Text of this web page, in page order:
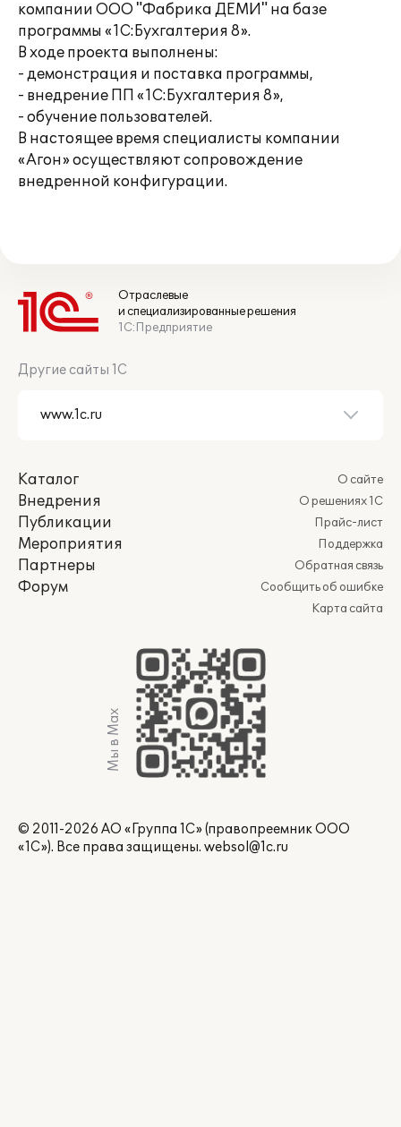
компании ООО "Фабрика ДЕМИ" на базе
программы «1С:Бухгалтерия 8».
В ходе проекта выполнены:
- демонстрация и поставка программы,
- внедрение ПП «1С:Бухгалтерия 8»,
- обучение пользователей.
В настоящее время специалисты компании
«Агон» осуществляют сопровождение
внедренной конфигурации.
Отраслевые
и специализированные решения
1С:Предприятие
Другие сайты 1С
Каталог
Внедрения
Публикации
Мероприятия
Партнеры
Форум
О сайте
О решениях 1С
Прайс-лист
Поддержка
Обратная связь
Сообщить об ошибке
Карта сайта
Мы в Max
© 2011-2026 АО «Группа 1С» (правопреемник ООО
«1С»). Все права защищены. websol@1c.ru